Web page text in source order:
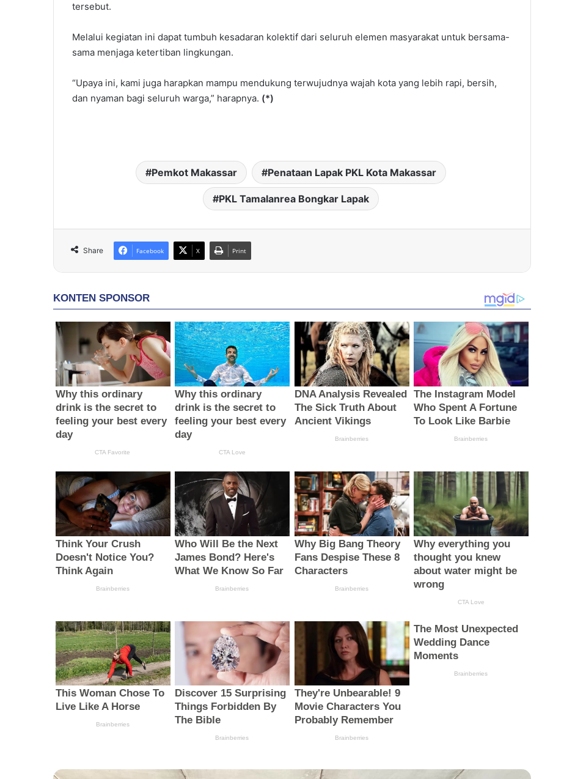
tersebut.
Melalui kegiatan ini dapat tumbuh kesadaran kolektif dari seluruh elemen masyarakat untuk bersama-
sama menjaga ketertiban lingkungan.
“Upaya ini, kami juga harapkan mampu mendukung terwujudnya wajah kota yang lebih rapi, bersih,
dan nyaman bagi seluruh warga,” harapnya. (*)
Pemkot Makassar Penataan Lapak PKL Kota Makassar
PKL Tamalanrea Bongkar Lapak
Share Facebook X Print